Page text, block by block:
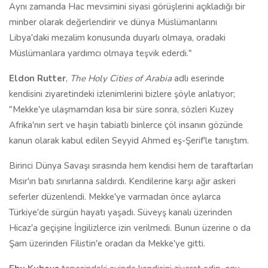
Aynı zamanda Hac mevsimini siyasi görüşlerini açıkladığı bir
minber olarak değerlendirir ve dünya Müslümanlarını
Libya'daki mezalim konusunda duyarlı olmaya, oradaki
Müslümanlara yardımcı olmaya teşvik ederdi."
Eldon Rutter, The Holy Cities of Arabiaadlı eserinde
kendisini ziyaretindeki izlenimlerini bizlere şöyle anlatıyor;
"Mekke'ye ulaşmamdan kısa bir süre sonra, sözleri Kuzey
Afrika'nın sert ve haşin tabiatlı binlerce çöl insanın gözünde
kanun olarak kabul edilen Seyyid Ahmed eş-Şerif'le tanıştım.
Birinci Dünya Savaşı sırasında hem kendisi hem de taraftarları
Mısır'ın batı sınırlarına saldırdı. Kendilerine karşı ağır askeri
seferler düzenlendi. Mekke'ye varmadan önce aylarca
Türkiye'de sürgün hayatı yaşadı. Süveyş kanalı üzerinden
Hicaz'a geçişine İngilizlerce izin verilmedi. Bunun üzerine o da
Şam üzerinden Filistin'e oradan da Mekke'ye gitti.